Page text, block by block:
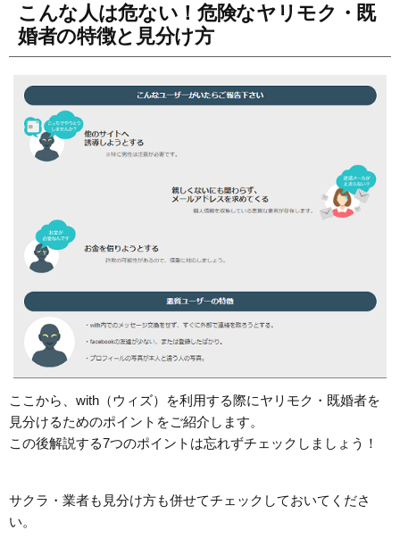
こんな人は危ない！危険なヤリモク・既
婚者の特徴と見分け方
ここから、with（ウィズ）を利用する際にヤリモク・既婚者を
見分けるためのポイントをご紹介します。
この後解説する7つのポイントは忘れずチェックしましょう！
サクラ・業者も見分け方も併せてチェックしておいてくださ
い。